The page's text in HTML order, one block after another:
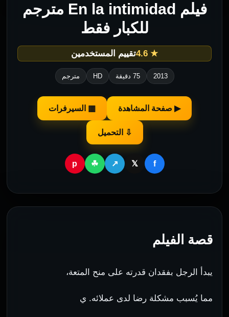
فيلم En la intimidad مترجم
للكبار فقط
★ 4.6 تقييم المستخدمين
2013 75 دقيقة HD مترجم
▶ صفحة المشاهدة ▦ السيرفرات
⇩ التحميل
f
𝕏
↗
☘
p
قصة الفيلم
يبدأ الرجل بفقدان قدرته على منح المتعة،
مما يُسبب مشكلة رضا لدى عملائه. ي